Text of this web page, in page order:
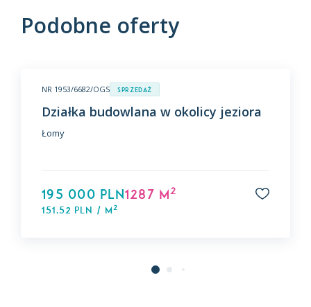
Podobne oferty
NR 1953/6682/OGS Sprzedaż
Działka budowlana w okolicy jeziora
Łomy
195 000 PLN
151,52 PLN / m2
1287 m2